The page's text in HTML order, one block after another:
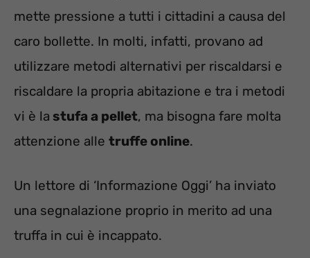
mette pressione a tutti i cittadini a causa del
caro bollette. In molti, infatti, provano ad
utilizzare metodi alternativi per riscaldarsi e
riscaldare la propria abitazione e tra i metodi
vi è la stufa a pellet, ma bisogna fare molta
attenzione alle truffe online.
Un lettore di ‘Informazione Oggi’ ha inviato
una segnalazione proprio in merito ad una
truffa in cui è incappato.